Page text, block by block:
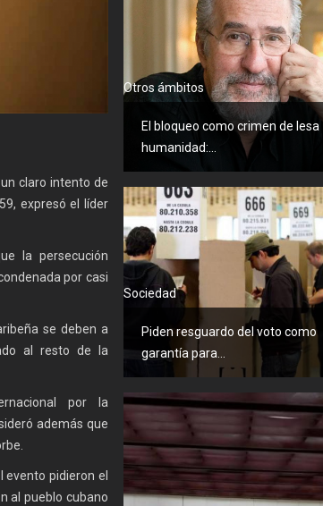
claro intento de
expresó el líder
la persecución
por casi
se deben a
al resto de la
por la
además que
evento pidieron el
al pueblo cubano
Otros ámbitos
El bloqueo como crimen de lesa
humanidad:...
Sociedad
Piden resguardo del voto como
garantía para...